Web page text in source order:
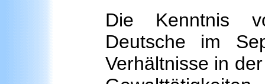
Die Kenntnis
Deutsche im
Verhältnisse in